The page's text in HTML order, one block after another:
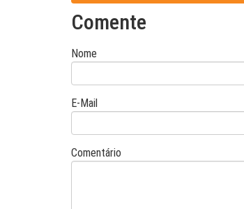
Comente
Nome
E-Mail
Comentário